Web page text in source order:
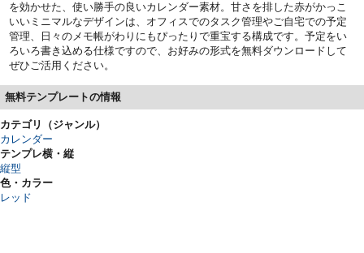
を効かせた、使い勝手の良いカレンダー素材。甘さを排した赤がかっこ
いいミニマルなデザインは、オフィスでのタスク管理やご自宅での予定
管理、日々のメモ帳がわりにもぴったりで重宝する構成です。予定をい
ろいろ書き込める仕様ですので、お好みの形式を無料ダウンロードして
ぜひご活用ください。
無料テンプレートの情報
カテゴリ（ジャンル）
カレンダー
テンプレ横・縦
縦型
色・カラー
レッド